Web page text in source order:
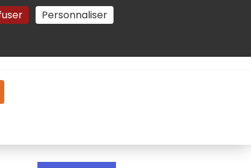
Personnaliser
des cookies